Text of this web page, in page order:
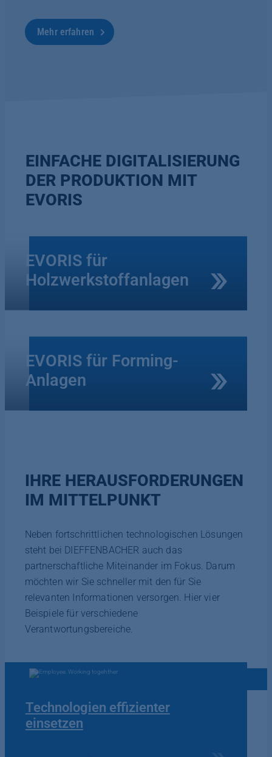
Mehr erfahren
EINFACHE DIGITALISIERUNG
DER PRODUKTION MIT
EVORIS
EVORIS für
Holzwerkstoffanlagen
EVORIS für Forming-
Anlagen
IHRE HERAUSFORDERUNGEN
IM MITTELPUNKT
Neben fortschrittlichen technologischen Lösungen
steht bei DIEFFENBACHER auch das
partnerschaftliche Miteinander im Fokus. Darum
möchten wir Sie schneller mit den für Sie
relevanten Informationen versorgen. Hier vier
Beispiele für verschiedene
Verantwortungsbereiche.
Technologien effizienter
einsetzen